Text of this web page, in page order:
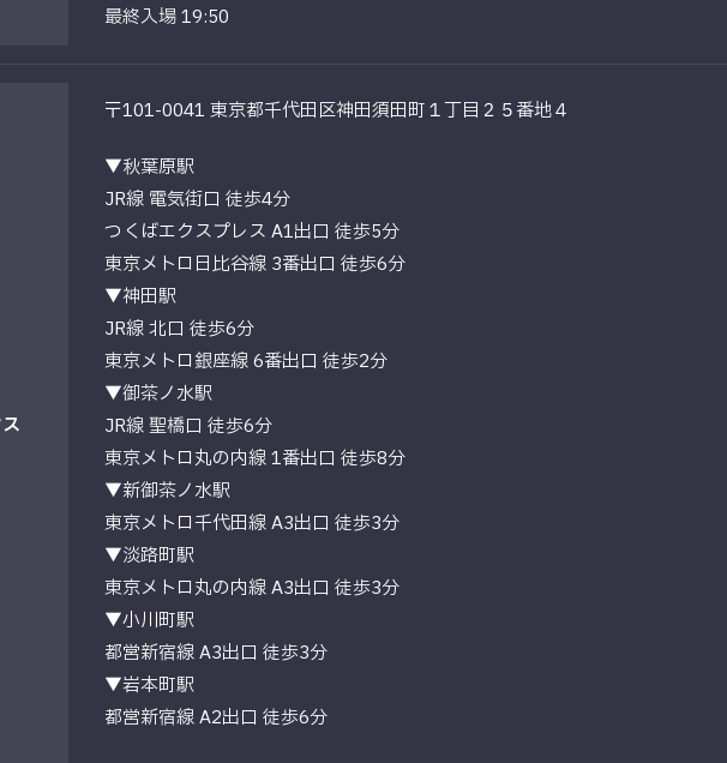
最終入場 19:50
〒101-0041 東京都千代田区神田須田町１丁目２５番地４
▼秋葉原駅
JR線 電気街口 徒歩4分
つくばエクスプレス A1出口 徒歩5分
東京メトロ日比谷線 3番出口 徒歩6分
▼神田駅
JR線 北口 徒歩6分
東京メトロ銀座線 6番出口 徒歩2分
▼御茶ノ水駅
JR線 聖橋口 徒歩6分
東京メトロ丸の内線 1番出口 徒歩8分
▼新御茶ノ水駅
東京メトロ千代田線 A3出口 徒歩3分
▼淡路町駅
東京メトロ丸の内線 A3出口 徒歩3分
▼小川町駅
都営新宿線 A3出口 徒歩3分
▼岩本町駅
都営新宿線 A2出口 徒歩6分